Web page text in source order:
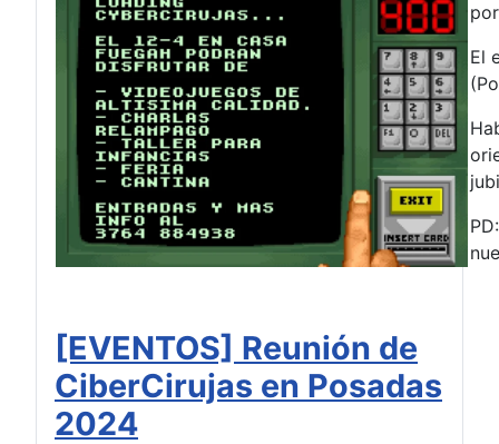
El
[EVENTOS] Reunión de
CiberCirujas en Posadas
2024